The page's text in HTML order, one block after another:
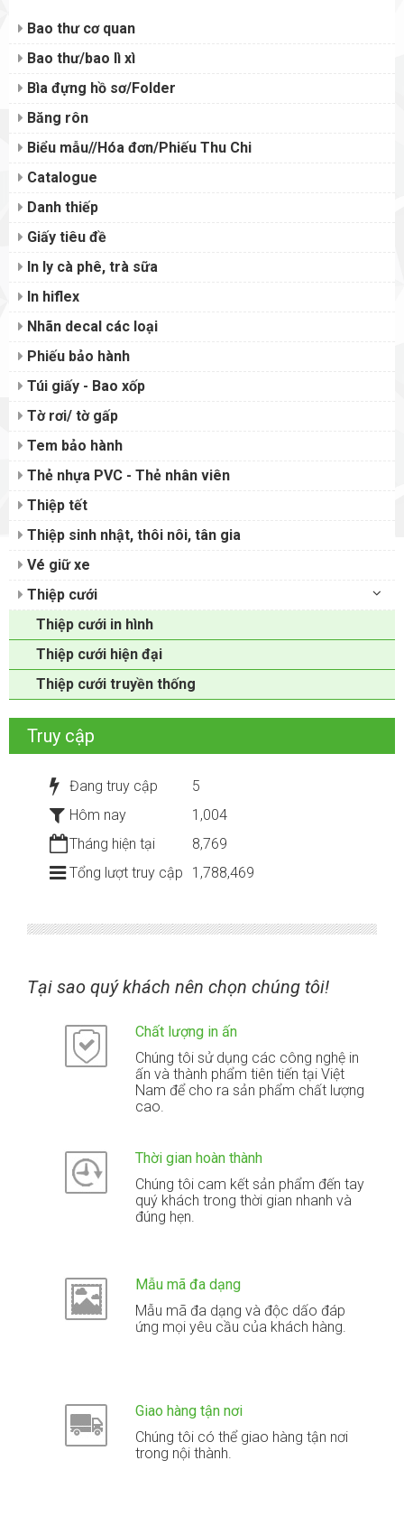
Bao thư cơ quan
Bao thư/bao lì xì
Bìa đựng hồ sơ/Folder
Băng rôn
Biểu mẫu//Hóa đơn/Phiếu Thu Chi
Catalogue
Danh thiếp
Giấy tiêu đề
In ly cà phê, trà sữa
In hiflex
Nhãn decal các loại
Phiếu bảo hành
Túi giấy - Bao xốp
Tờ rơi/ tờ gấp
Tem bảo hành
Thẻ nhựa PVC - Thẻ nhân viên
Thiệp tết
Thiệp sinh nhật, thôi nôi, tân gia
Vé giữ xe
Thiệp cưới
Thiệp cưới in hình
Thiệp cưới hiện đại
Thiệp cưới truyền thống
Truy cập
Đang truy cập
5
Hôm nay
1,004
Tháng hiện tại
8,769
Tổng lượt truy cập
1,788,469
Tại sao quý khách nên chọn chúng tôi!
Chất lượng in ấn
Chúng tôi sử dụng các công nghệ in
ấn và thành phẩm tiên tiến tại Việt
Nam để cho ra sản phẩm chất lượng
cao.
Thời gian hoàn thành
Chúng tôi cam kết sản phẩm đến tay
quý khách trong thời gian nhanh và
đúng hẹn.
Mẫu mã đa dạng
Mẫu mã đa dạng và độc dấo đáp
ứng mọi yêu cầu của khách hàng.
Giao hàng tận nơi
Chúng tôi có thể giao hàng tận nơi
trong nội thành.